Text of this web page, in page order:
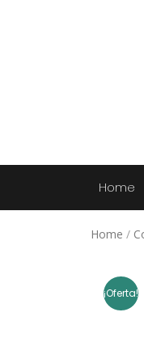
Home
Home /
¡Oferta!